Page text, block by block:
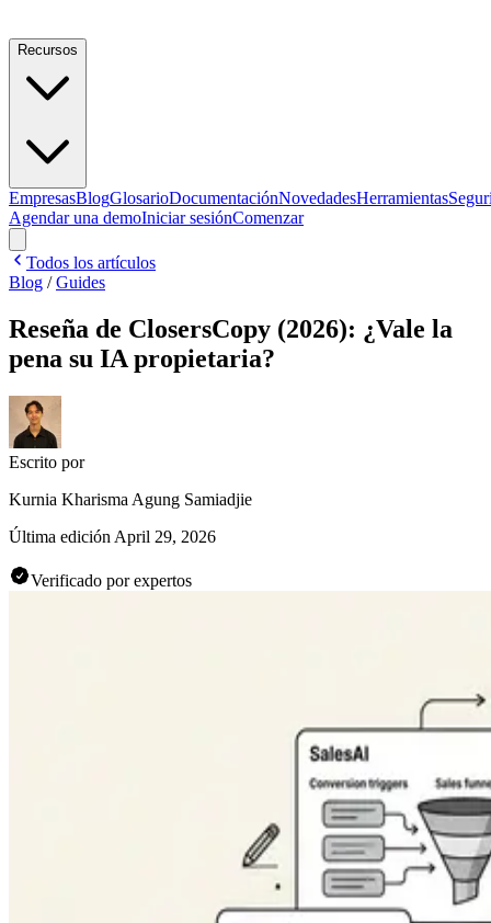
Recursos
EmpresasBlogGlosarioDocumentaciónNovedadesHerramientas
Agendar una demoIniciar sesiónComenzar
Todos los artículos
Blog /Guides
Reseña de ClosersCopy (2026): ¿Vale la
pena su IA propietaria?
Escrito por
Kurnia Kharisma Agung Samiadjie
Última edición April 29, 2026
Verificado por expertos